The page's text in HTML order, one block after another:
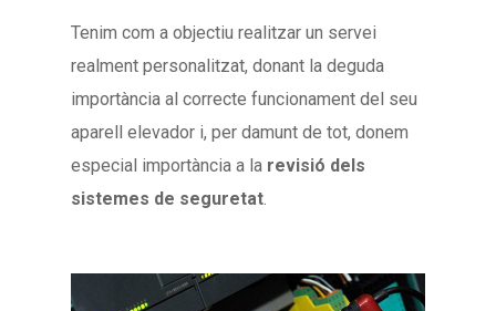
Tenim com a objectiu realitzar un servei
realment personalitzat, donant la deguda
importància al correcte funcionament del seu
aparell elevador i, per damunt de tot, donem
especial importància a la revisió dels
sistemes de seguretat